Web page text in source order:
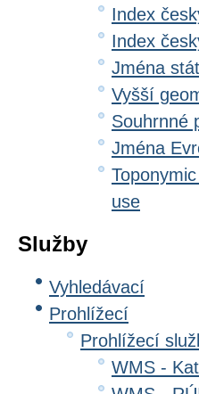
Index
Index
Jména
Vyšší
Souhrnné
Jména
use
Služby
Vyhledávací
Prohlížecí
Prohlížecí
WMS -